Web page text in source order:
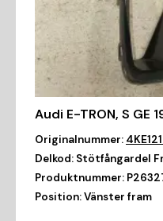
Audi E-TRON, S GE
Originalnummer:
Delkod: Stötfångardel
Produktnummer:
Position:Vänster fram